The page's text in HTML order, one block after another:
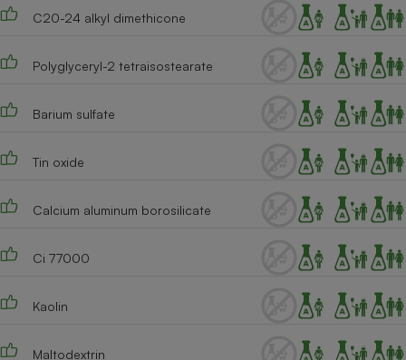
C20-24 alkyl dimethicone
Polyglyceryl-2 tetraisostearate
Barium sulfate
Tin oxide
Calcium aluminum borosilicate
Ci 77000
Kaolin
Maltodextrin